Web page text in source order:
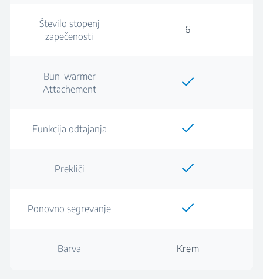
Število stopenj
zapečenosti
6
Bun-warmer
Attachement
Funkcija odtajanja
Prekliči
Ponovno segrevanje
Barva Krem